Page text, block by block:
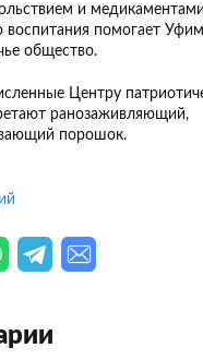
и
воспитания помогает
общество.
Центру
ранозаживляющий,
порошок.